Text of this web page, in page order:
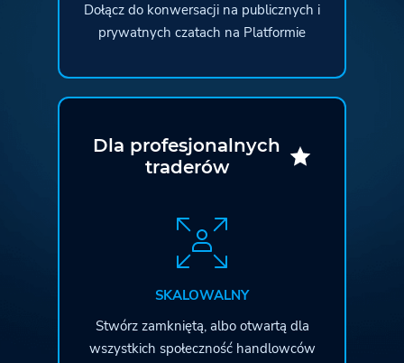
Dołącz do konwersacji na publicznych i
prywatnych czatach na Platformie
Dla profesjonalnych
traderów
SKALOWALNY
Stwórz zamkniętą, albo otwartą dla
wszystkich społeczność handlowców